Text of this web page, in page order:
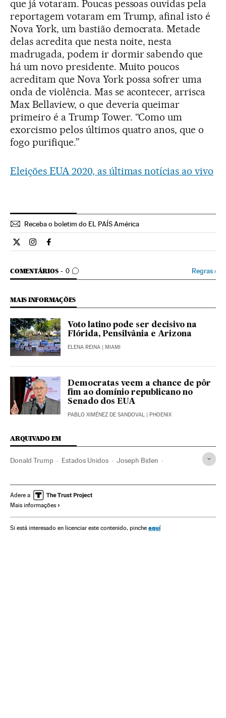
que já votaram. Poucas pessoas ouvidas pela
reportagem votaram em Trump, afinal isto é
Nova York, um bastião democrata. Metade
delas acredita que nesta noite, nesta
madrugada, podem ir dormir sabendo que
há um novo presidente. Muito poucos
acreditam que Nova York possa sofrer uma
onda de violência. Mas se acontecer, arrisca
Max Bellaview, o que deveria queimar
primeiro é a Trump Tower. “Como um
exorcismo pelos últimos quatro anos, que o
fogo purifique.”
Eleições EUA 2020, as últimas notícias ao vivo
Receba o boletim do EL PAÍS América
Internacional El País Brasil en Twitter
Internacional El País Brasil en Instagram
Internacional El País Brasil en Facebook
COMENTÁRIOS 0
COMENTÁRIOS Regras›
MAIS INFORMAÇÕES
Voto latino pode ser decisivo na
Flórida, Pensilvânia e Arizona
ELENA REINA | MIAMI
Democratas veem a chance de pôr
fim ao domínio republicano no
Senado dos EUA
PABLO XIMÉNEZ DE SANDOVAL | PHOENIX
ARQUIVADO EM
Donald Trump Estados Unidos Joseph Biden
América Eleições EUA 2020
Adere a
Mais informações
Si está interesado en licenciar este contenido, pinche aquí